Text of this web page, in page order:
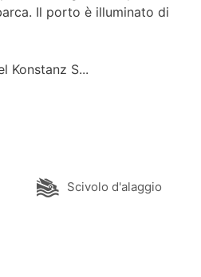
Il porto è illuminato di
Konstanz S...
Scivolo d'alaggio